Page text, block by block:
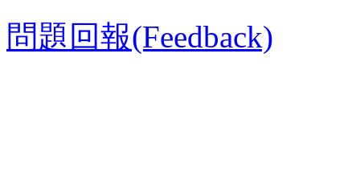
問題回報(Feedback)